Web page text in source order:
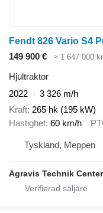
Fendt 826 Vario S4
149 900 €
≈ 1 647 000 kr
Hjultraktor
2022
3 326 m/h
Kraft 265 hk (195 kW)
Hastighet 60 km/h
Tyskland, Meppen
Agravis Technik